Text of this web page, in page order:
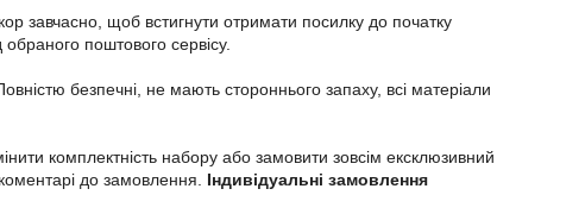
завчасно, щоб встигнути отримати посилку до початку
поштового сервісу.
безпечні, не мають стороннього запаху, всі матеріали
комплектність набору або замовити зовсім ексклюзивний
до замовлення. Індивідуальні замовлення